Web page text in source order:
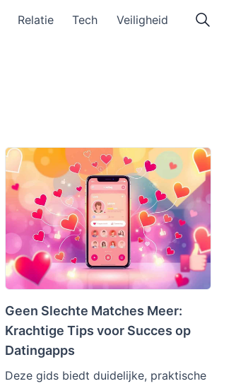
Relatie Tech Veiligheid
Geen Slechte Matches Meer:
Krachtige Tips voor Succes op
Datingapps
Deze gids biedt duidelijke, praktische